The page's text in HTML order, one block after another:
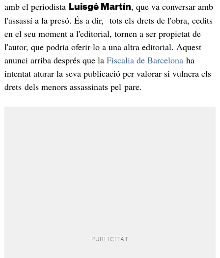
amb el periodista Luisgé Martín, que va conversar amb
l'assassí a la presó. És a dir, tots els drets de l'obra, cedits
en el seu moment a l'editorial, tornen a ser propietat de
l'autor, que podria oferir-lo a una altra editorial. Aquest
anunci arriba després que laFiscalia de Barcelonaha
intentat aturar la seva publicació per valorar si vulnera els
drets dels menors assassinats pel pare.